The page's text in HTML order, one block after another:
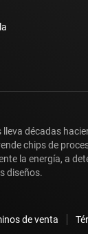
décadas
chips de
la energía, a
diseños.
de venta